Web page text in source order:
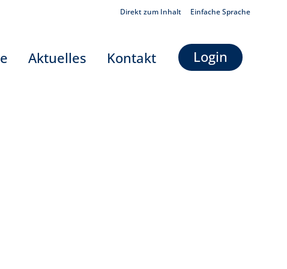
Einfache Sprache
Direkt zum Inhalt
Aktuelles Kontakt Login